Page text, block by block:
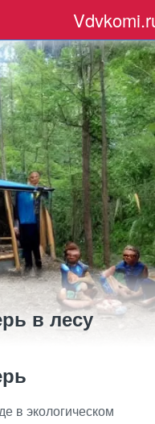
в лесу
в экологическом